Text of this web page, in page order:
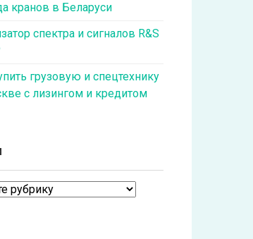
кранов в Беларуси
спектра и сигналов R&S
грузовую и спецтехнику
с лизингом и кредитом